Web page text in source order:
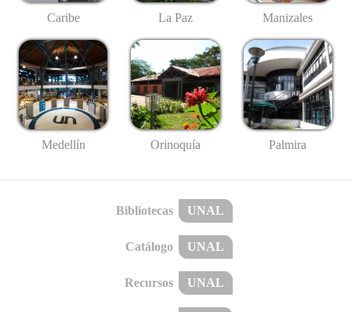
Caribe La Paz Manizales
Medellín Orinoquía Palmira
Bibliotecas UNAL
Catálogo UNAL
Recursos UNAL